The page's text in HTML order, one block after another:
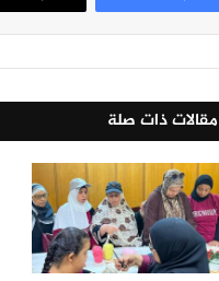
مقالات ذات صلة